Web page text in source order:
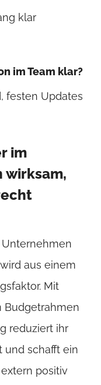
klar
im Team klar?
festen Updates
im
wirksam,
aus einem
Mit
Budgetrahmen
reduziert ihr
und schafft ein
positiv